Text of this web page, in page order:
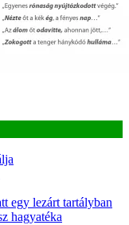
egy lezárt tartályban
hagyatéka